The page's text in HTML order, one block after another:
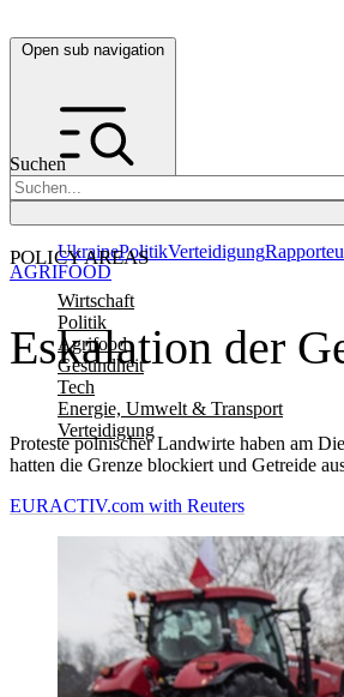
Open sub navigation
Suchen
POLICY AREAS
Wirtschaft
Politik
Agrifood
Gesundheit
Tech
Energie, Umwelt & Transport
Verteidigung
UkrainePolitikVerteidigung
Eskalation der
Proteste polnischer Landwirte haben am
hatten die Grenze blockiert und Getreide
AGRIFOOD
EURACTIV.com with Reuters